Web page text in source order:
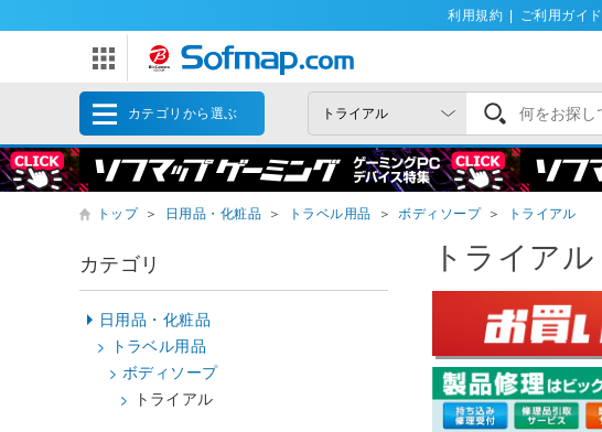
利用規約 ご利用ガイド
カテゴリから選ぶ
トップ ＞ 日用品・化粧品 ＞ トラベル用品 ＞ ボディソープ ＞ トライアル
トライアル
カテゴリ
日用品・化粧品
トラベル用品
ボディソープ
トライアル